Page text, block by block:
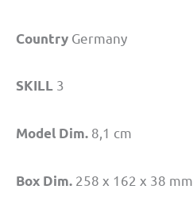
Country Germany
SKILL 3
Model Dim. 8,1 cm
Box Dim. 258 x 162 x 38 mm